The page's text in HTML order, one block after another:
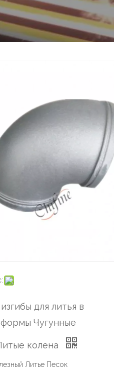
для литья в
Чугунные
колена
Литье Песок